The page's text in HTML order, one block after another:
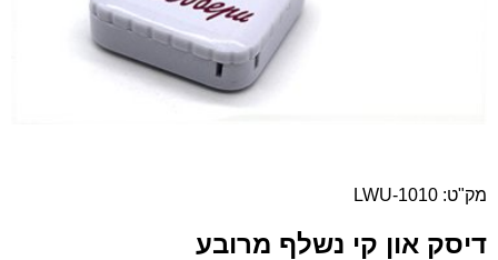
מק"ט: LWU-1010
דיסק און קי נשלף מרובע